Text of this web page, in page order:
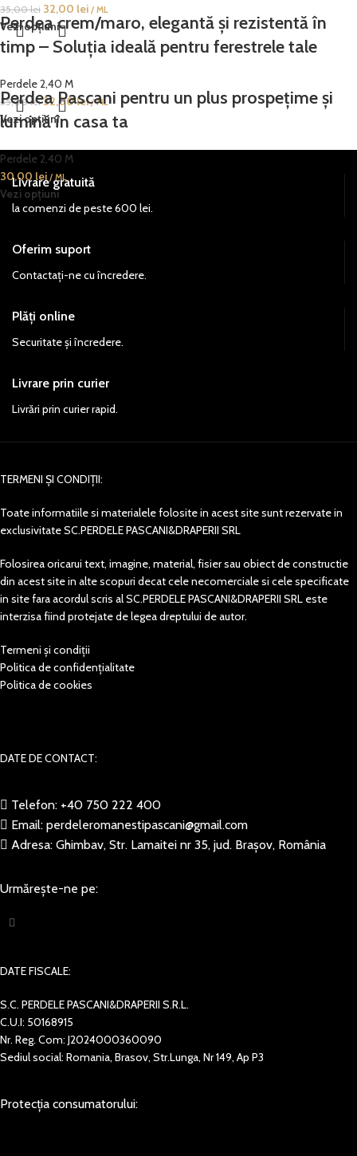
35,00lei 32,00 lei / ML
Vezi opțiuni
Perdea crem/maro, elegantă și rezistentă în
timp – Soluția ideală pentru ferestrele tale
Perdele 2,40 M
35,00lei 32,00lei / ML
Vezi opțiuni
Perdea Pascani pentru un plus prospețime și
lumină în casa ta
Perdele 2,40 M
30,00 lei / ML
Vezi opțiuni
Livrare gratuită
la comenzi de peste 600 lei.
Oferim suport
Contactați-ne cu încredere.
Plăți online
Securitate și încredere.
Livrare prin curier
Livrări prin curier rapid.
TERMENI ȘI CONDIȚII:
Toate informatiile si materialele folosite in acest site sunt rezervate in
exclusivitate SC.PERDELE PASCANI&DRAPERII SRL
Folosirea oricarui text, imagine, material, fisier sau obiect de constructie
din acest site in alte scopuri decat cele necomerciale si cele specificate
in site fara acordul scris al SC.PERDELE PASCANI&DRAPERII SRL este
interzisa fiind protejate de legea dreptului de autor.
Termeni și condiții
Politica de confidențialitate
Politica de cookies
DATE DE CONTACT:
Telefon: +40 750 222 400
Email: perdeleromanestipascani@gmail.com
Adresa: Ghimbav, Str. Lamaitei nr 35, jud. Brașov, România
Urmărește-ne pe:
DATE FISCALE:
S.C. PERDELE PASCANI&DRAPERII S.R.L.
C.U.I: 50168915
Nr. Reg. Com: J2024000360090
Sediul social: Romania, Brasov, Str.Lunga, Nr 149, Ap P3
Protecția consumatorului: